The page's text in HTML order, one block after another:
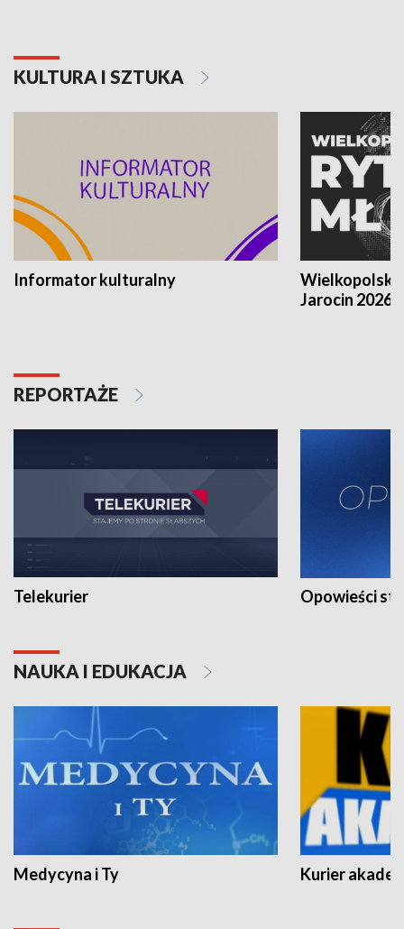
KULTURA I SZTUKA
Informator kulturalny
Jarocin 2026
REPORTAŻE
Telekurier Opowieści
NAUKA I EDUKACJA
Medycyna i Ty Kurier